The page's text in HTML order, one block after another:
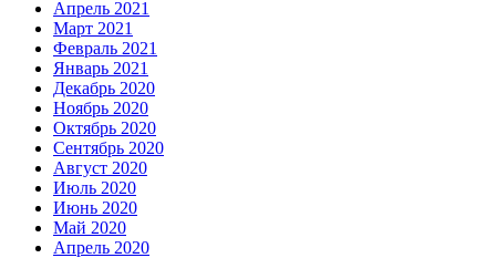
Апрель 2021
Март 2021
Февраль 2021
Январь 2021
Декабрь 2020
Ноябрь 2020
Октябрь 2020
Сентябрь 2020
Август 2020
Июль 2020
Июнь 2020
Май 2020
Апрель 2020